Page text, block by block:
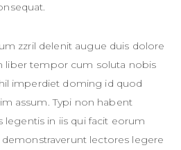
zzril delenit augue duis dolore
liber tempor cum soluta nobis
imperdiet doming id quod
assum. Typi non habent
legentis in iis qui facit eorum
lectores legere